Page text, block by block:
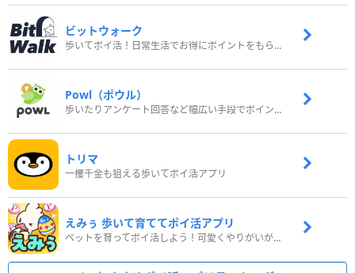
ビットウォーク
歩いてポイ活！日常生活でお得にポイントをもらおう
Powl（ポウル）
歩いたりアンケート回答など幅広い手段でポイントをゲット
トリマ
一攫千金も狙える歩いてポイ活アプリ
えみぅ 歩いて育ててポイ活アプリ
ペットを育ってポイ活しよう！可愛くやりがいがある新感覚アプリ